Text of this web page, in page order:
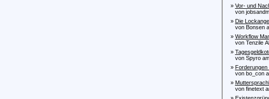
» Vor- und
von
» Die
von Bonsen
» Workflow
von Tenzile
»
von Spyro
» Forderungen
von bo_con
»
von finetext